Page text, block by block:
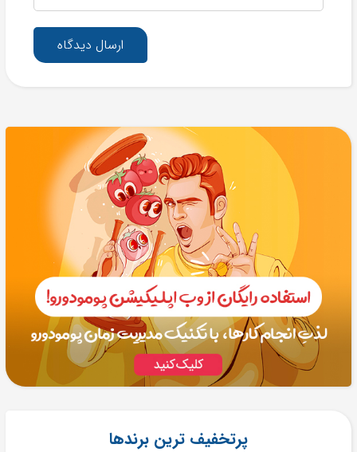
ارسال دیدگاه
پرتخفیف ترین برندها